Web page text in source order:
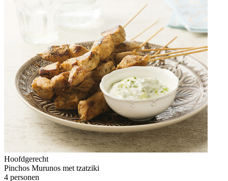
Hoofdgerecht
Pinchos Murunos met tzatziki
4 personen